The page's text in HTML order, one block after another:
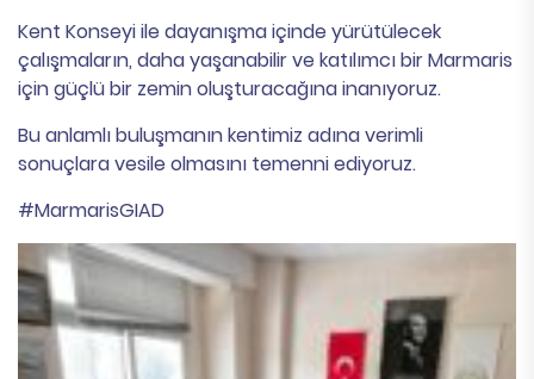
Kent Konseyi ile dayanışma içinde yürütülecek
çalışmaların, daha yaşanabilir ve katılımcı bir Marmaris
için güçlü bir zemin oluşturacağına inanıyoruz.
Bu anlamlı buluşmanın kentimiz adına verimli
sonuçlara vesile olmasını temenni ediyoruz.
#MarmarisGIAD